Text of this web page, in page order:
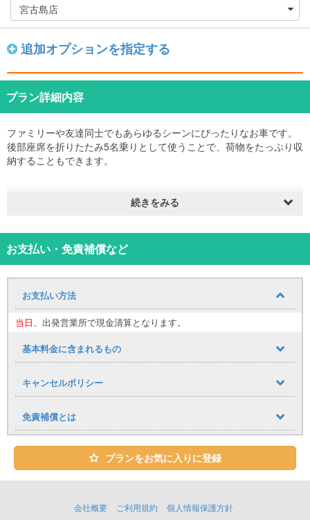
追加オプションを指定する
プラン詳細内容
ファミリーや友達同士でもあらゆるシーンにぴったりなお車です。
後部座席を折りたたみ5名乗りとして使うことで、荷物をたっぷり収
納することもできます。
続きをみる
お支払い・免責補償など
お支払い方法
当日、出発営業所で現金清算となります。
基本料金に含まれるもの
キャンセルポリシー
免責補償とは
プランをお気に入りに登録
会社概要 ご利用規約 個人情報保護方針